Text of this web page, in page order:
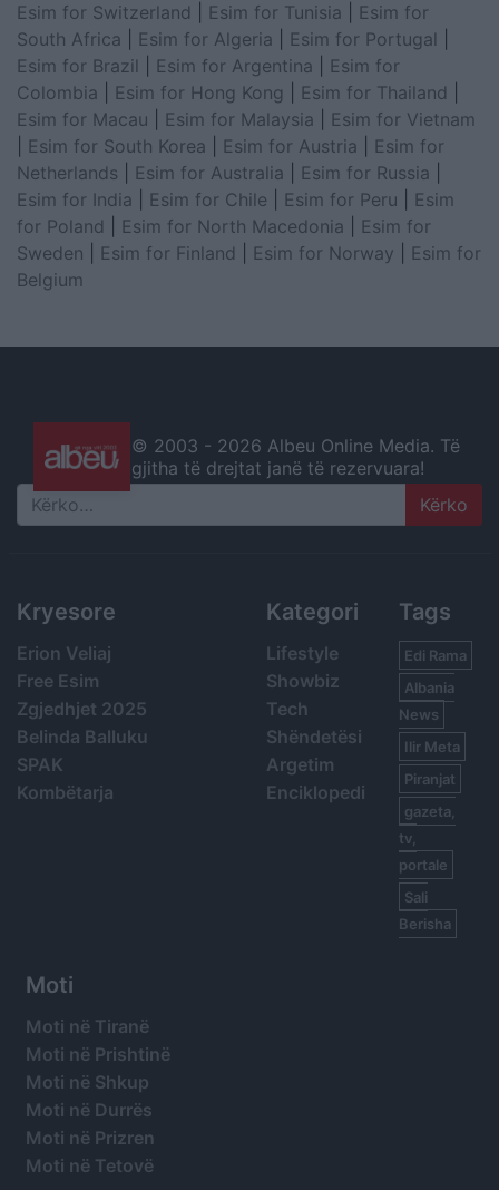
Esim for Switzerland
Esim for Tunisia
Esim for
South Africa
Esim for Algeria Esim for Portugal
Esim for Brazil
Esim for Argentina
Esim for
Colombia
Esim for Hong Kong Esim for Thailand
Esim for Macau
Esim for Malaysia
Esim for Vietnam
Esim for South Korea Esim for Austria
Esim for
Netherlands
Esim for Australia Esim for Russia
Esim for India
Esim for Chile Esim for Peru
Esim
for Poland
Esim for North Macedonia
Esim for
Sweden
Esim for Finland Esim for Norway
Esim for
Belgium
© 2003 - 2026 Albeu Online Media. Të
gjitha të drejtat janë të rezervuara!
Search
Kryesore
Erion Veliaj
Free Esim
Zgjedhjet 2025
Belinda Balluku
SPAK
Kombëtarja
Kategori
Lifestyle
Showbiz
Tech
Shëndetësi
Argetim
Enciklopedi
Tags
Edi Rama
Albania
News
Ilir Meta
Piranjat
gazeta,
tv,
portale
Sali
Berisha
Moti
Moti në Tiranë
Moti në Prishtinë
Moti në Shkup
Moti në Durrës
Moti në Prizren
Moti në Tetovë